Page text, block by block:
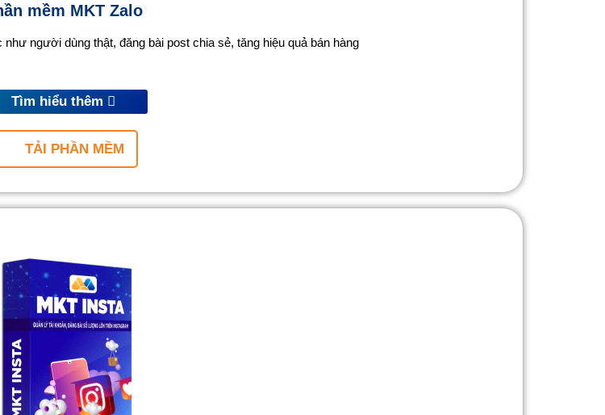
mềm MKT Zalo
người dùng thật, đăng bài post chia sẻ, tăng hiệu quả bán hàng
Tìm hiểu thêm
TẢI PHẦN MỀM